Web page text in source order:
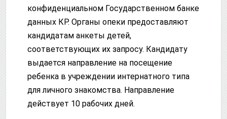
конфиденциальном Государственном банке
данных КР. Органы опеки предоставляют
кандидатам анкеты детей,
соответствующих их запросу. Кандидату
выдается направление на посещение
ребенка в учреждении интернатного типа
для личного знакомства. Направление
действует 10 рабочих дней.